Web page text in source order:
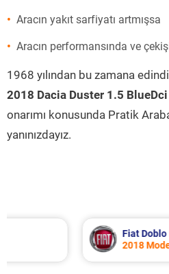
Aracın yakıt sarfiyatı artmışsa
Aracın performansında ve
1968 yılından bu zamana
2018 Dacia Duster 1.5 BlueDci
onarımı konusunda Pratik
yanınızdayız.
Fiat Doblo Periyodik
2018 Model 1.3